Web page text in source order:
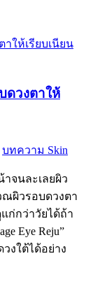
ดวงตาให้
บทความ Skin
จนละเลยผิว
ณผิวรอบดวงตา
ก่กว่าวัยได้ถ้า
Eye Reju”
งใต้ได้อย่าง